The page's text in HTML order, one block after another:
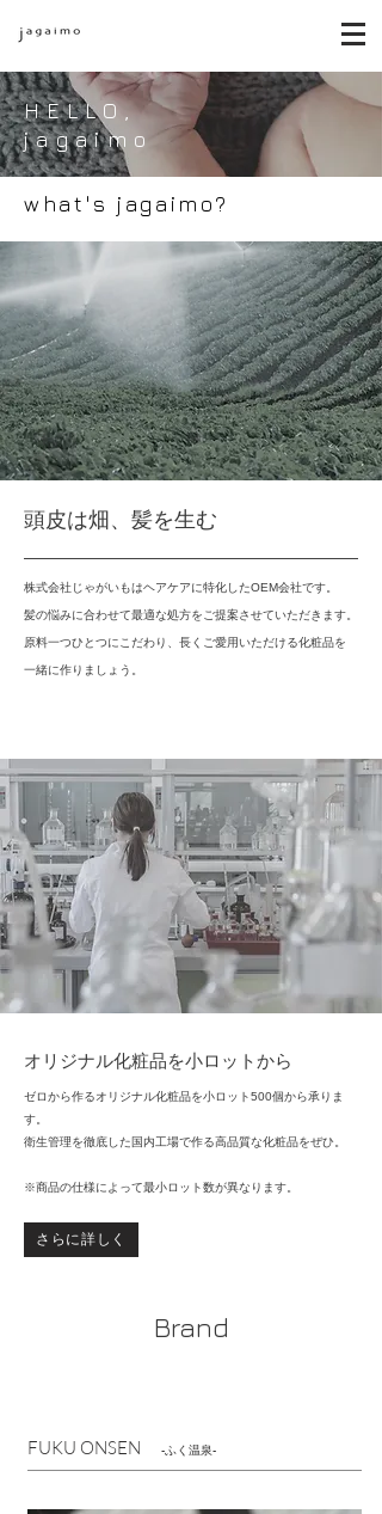
HELLO,
jagaimo
what's jagaimo?
頭皮は畑、髪を生む
株式会社じゃがいもはヘアケアに特化したOEM会社です。
髪の悩みに合わせて最適な処方をご提案させていただきます。
原料一つひとつにこだわり、長くご愛用いただける化粧品を
一緒に作りましょう。
オリジナル化粧品を小ロットから
ゼロから作るオリジナル化粧品を小ロット500個から承りま
す。
​衛生管理を徹底した国内工場で作る高品質な化粧品をぜひ。
※商品の仕様によって最小ロット数が異なります。
さらに詳しく
​Brand
FUKU ONSEN -ふく温泉-